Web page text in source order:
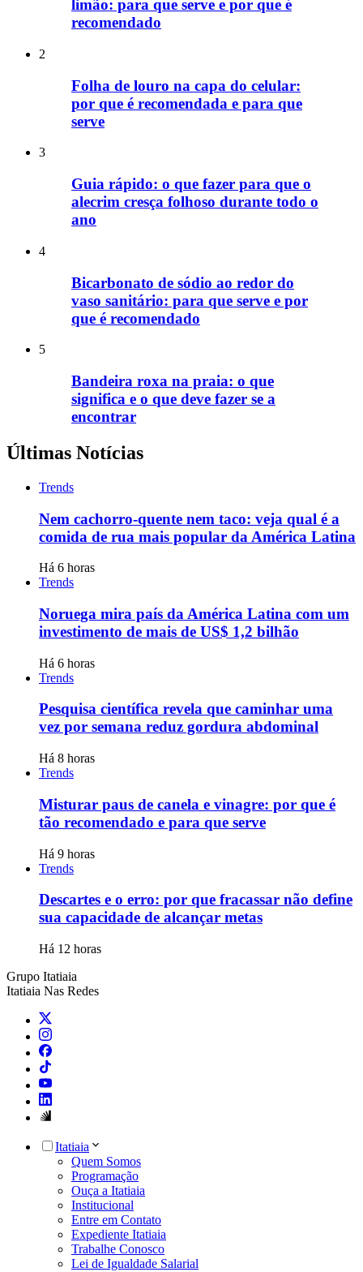
limão: para que serve e por que é
recomendado
2
Folha de louro na capa do celular:
por que é recomendada e para que
serve
3
Guia rápido: o que fazer para que o
alecrim cresça folhoso durante todo o
ano
4
Bicarbonato de sódio ao redor do
vaso sanitário: para que serve e por
que é recomendado
5
Bandeira roxa na praia: o que
significa e o que deve fazer se a
encontrar
Últimas Notícias
Trends
Nem cachorro-quente nem taco: veja qual é a
comida de rua mais popular da América Latina
Há 6 horas
Trends
Noruega mira país da América Latina com um
investimento de mais de US$ 1,2 bilhão
Há 6 horas
Trends
Pesquisa científica revela que caminhar uma
vez por semana reduz gordura abdominal
Há 8 horas
Trends
Misturar paus de canela e vinagre: por que é
tão recomendado e para que serve
Há 9 horas
Trends
Descartes e o erro: por que fracassar não define
sua capacidade de alcançar metas
Há 12 horas
Grupo Itatiaia
Itatiaia Nas Redes
Itatiaia
Quem Somos
Programação
Ouça a Itatiaia
Institucional
Entre em Contato
Expediente Itatiaia
Trabalhe Conosco
Lei de Igualdade Salarial